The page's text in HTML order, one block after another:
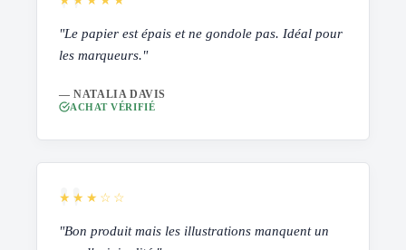
"Le papier est épais et ne gondole pas. Idéal pour
les marqueurs."
— NATALIA DAVIS
ACHAT VÉRIFIÉ
★★★☆☆
"Bon produit mais les illustrations manquent un